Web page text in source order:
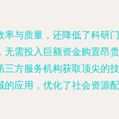
率与质量，还降低了科研门
无需投入巨额资金购置昂贵
三方服务机构获取顶尖的技
的应用，优化了社会资源配